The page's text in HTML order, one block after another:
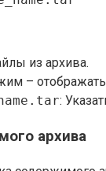
из архива.
–
:
архива